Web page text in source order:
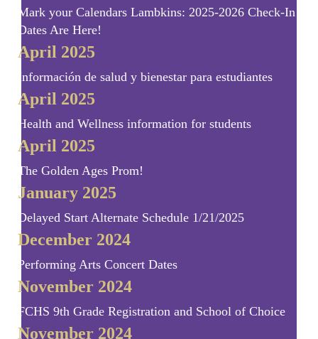
Mark your Calendars Lambkins: 2025-2026 Check-In
Dates Are Here!
April 2025
Información de salud y bienestar para estudiantes
April 2025
Health and Wellness information for students
April 2025
The Golden Ages Prom!
January 2025
Delayed Start Alternate Schedule 1/21/2025
December 2024
Performing Arts Concert Dates
November 2024
FCHS 9th Grade Registration and School of Choice
November 2024